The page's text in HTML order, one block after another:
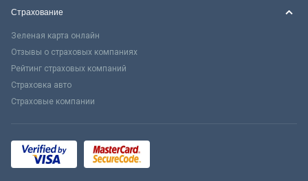
Страхование
Зеленая карта онлайн
Отзывы о страховых компаниях
Рейтинг страховых компаний
Страховка авто
Страховые компании